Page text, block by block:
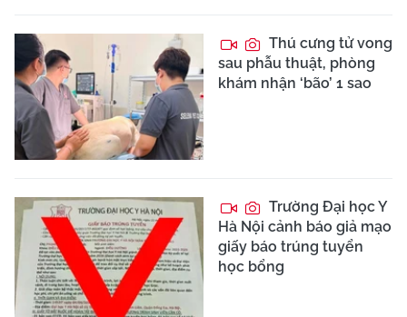
Thú cưng tử vong
sau phẫu thuật, phòng
khám nhận ‘bão’ 1 sao
Trường Đại học Y
Hà Nội cảnh báo giả mạo
giấy báo trúng tuyển
học bổng